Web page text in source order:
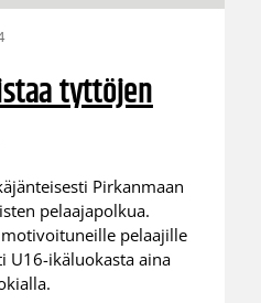
tyttöjen
Pirkanmaan
pelaajapolkua.
pelaajille
U16-ikäluokasta aina